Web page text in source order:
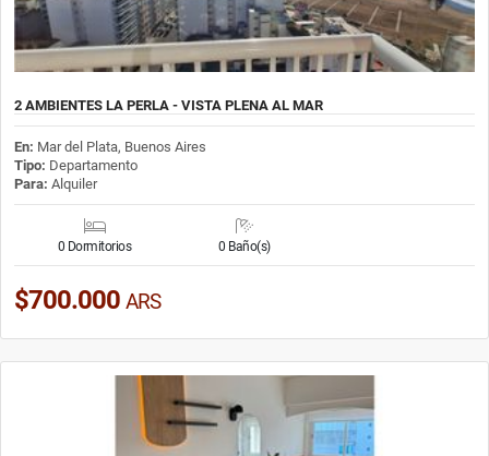
2 AMBIENTES LA PERLA - VISTA PLENA AL MAR
En: Mar del Plata, Buenos Aires
Tipo: Departamento
Para: Alquiler
0 Dormitorios 0 Baño(s)
$700.000 ARS